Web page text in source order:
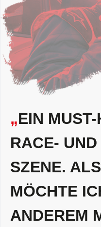
„EIN
RACE-
SZENE.
MÖCHTE
ANDEREM